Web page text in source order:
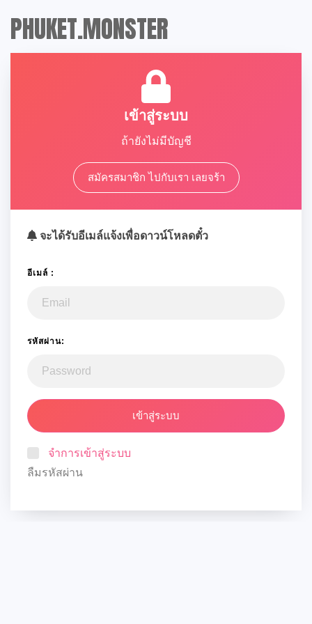
PHUKET.MONSTER
เข้าสู่ระบบ
ถ้ายังไม่มีบัญชี
สมัครสมาชิก ไปกับเรา เลยจร้า
จะได้รับอีเมล์แจ้งเพื่อดาวน์โหลดตั๋ว
อีเมล์ :
รหัสผ่าน:
เข้าสู่ระบบ
จำการเข้าสู่ระบบ
ลืมรหัสผ่าน